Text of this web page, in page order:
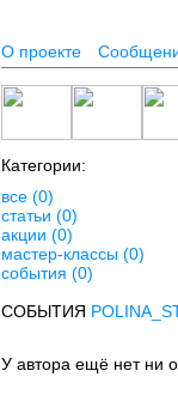
О проекте
Категории:
все (0)
статьи (0)
акции (0)
мастер-классы (0)
события (0)
СОБЫТИЯ
У автора ещё нет ни